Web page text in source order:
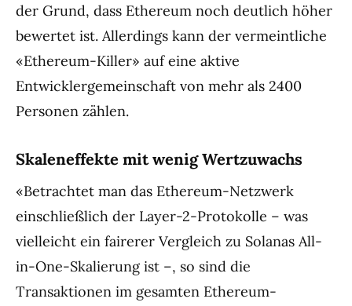
der Grund, dass Ethereum noch deutlich höher
bewertet ist. Allerdings kann der vermeintliche
«Ethereum-Killer» auf eine aktive
Entwicklergemeinschaft von mehr als 2400
Personen zählen.
Skaleneffekte mit wenig Wertzuwachs
«Betrachtet man das Ethereum-Netzwerk
einschließlich der Layer-2-Protokolle – was
vielleicht ein fairerer Vergleich zu Solanas All-
in-One-Skalierung ist –, so sind die
Transaktionen im gesamten Ethereum-